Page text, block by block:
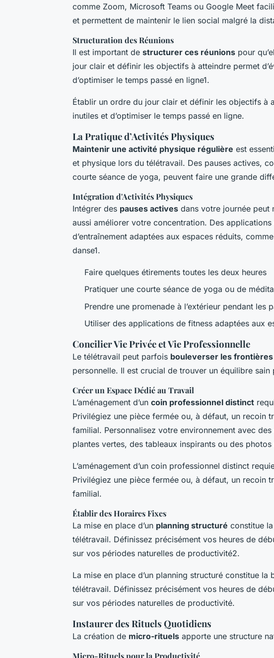
comme Zoom, Microsoft Teams ou Google Meet
et permettent de maintenir le lien social malgré la
Structuration des Réunions
Il est important de structurer ces réunions pour
jour clair et définir les objectifs à atteindre permet
d’optimiser le temps passé en ligne1.
Établir un ordre du jour clair et définir les objectifs à
inutiles et d’optimiser le temps passé en ligne.
La Pratique d’Activités Physiques
Maintenir une activité physique régulière est
et physique lors du télétravail. Des pauses actives,
courte séance de yoga, peuvent faire une grande
Intégration d'Activités Physiques
Intégrer des pauses actives dans votre journée peut
aussi améliorer votre concentration. Des
d’entraînement adaptées aux espaces réduits,
danse1.
Faire quelques étirements toutes les deux heures
Pratiquer une courte séance de yoga ou de
Prendre une promenade à l’extérieur pendant les
Utiliser des applications de fitness adaptées aux
Concilier Vie Privée et Vie Professionnelle
Le télétravail peut parfois bouleverser les frontières
personnelle. Il est crucial de trouver un équilibre
Créer un Espace Dédié au Travail
L’aménagement d’un coin professionnel distinct
Privilégiez une pièce fermée ou, à défaut, un recoin
familial. Personnalisez votre environnement avec
plantes vertes, des tableaux inspirants ou des
L’aménagement d’un coin professionnel distinct
Privilégiez une pièce fermée ou, à défaut, un recoin
familial.
Établir des Horaires Fixes
La mise en place d’un planning structuré constitue
télétravail. Définissez précisément vos heures de
sur vos périodes naturelles de productivité2.
La mise en place d’un planning structuré constitue la
télétravail. Définissez précisément vos heures de
sur vos périodes naturelles de productivité.
Instaurer des Rituels Quotidiens
La création de micro-rituels apporte une structure
Micro-Rituels pour la Productivité